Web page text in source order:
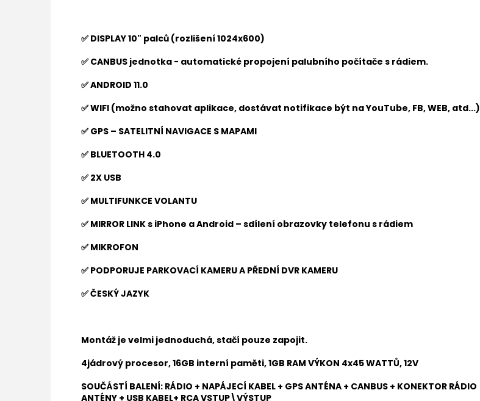
✅ DISPLAY 10" palců (rozlišení 1024x600)
✅ CANBUS jednotka - automatické propojení palubního počítače s rádiem.
✅ ANDROID 11.0
✅ WIFI (možno stahovat aplikace, dostávat notifikace být na YouTube, FB, WEB, atd...)
✅ GPS – SATELITNÍ NAVIGACE S MAPAMI
✅ BLUETOOTH 4.0
✅ 2X USB
✅ MULTIFUNKCE VOLANTU
✅ MIRROR LINK s iPhone a Android – sdílení obrazovky telefonu s rádiem
✅ MIKROFON
✅ PODPORUJE PARKOVACÍ KAMERU A PŘEDNÍ DVR KAMERU
✅ ČESKÝ JAZYK
Montáž je velmi jednoduchá, stačí pouze zapojit.
4jádrový procesor, 16GB interní paměti, 1GB RAM VÝKON 4x45 WATTŮ, 12V
SOUČÁSTÍ BALENÍ: RÁDIO + NAPÁJECÍ KABEL + GPS ANTÉNA + CANBUS + KONEKTOR RÁDIO
ANTÉNY + USB KABEL+ RCA VSTUP\VÝSTUP